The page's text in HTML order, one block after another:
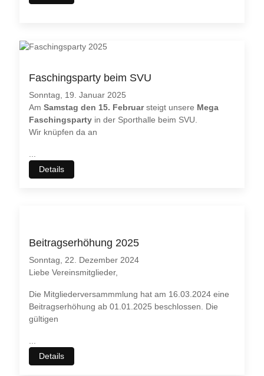
Faschingsparty beim SVU
Sonntag, 19. Januar 2025
AmSamstag den 15. Februarsteigt unsere Mega
Faschingsparty in der Sporthalle beim SVU.
Wir knüpfen da an
...
Details
Beitragserhöhung 2025
Sonntag, 22. Dezember 2024
Liebe Vereinsmitglieder,
Die Mitgliederversammmlung hat am 16.03.2024 eine
Beitragserhöhung ab 01.01.2025 beschlossen. Die
gültigen
...
Details